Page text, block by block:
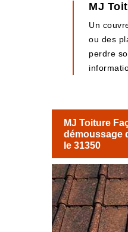
MJ
Un
ou des
perdre
MJ Toiture
démoussage
le 31350